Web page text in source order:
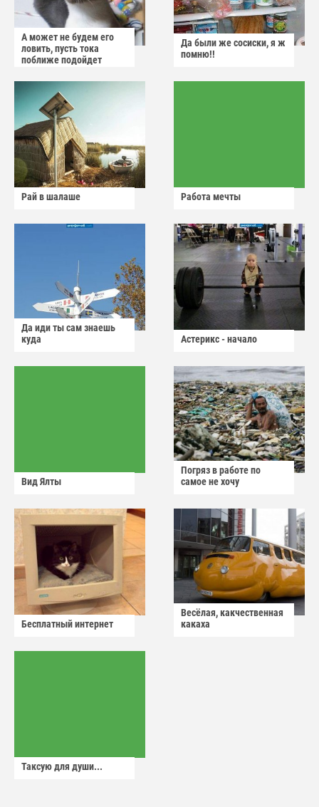
А может не будем его
ловить, пусть тока
поближе подойдет
Да были же сосиски, я ж
помню!!
Рай в шалаше Работа мечты
Да иди ты сам знаешь
куда
Астерикс - начало
Вид Ялты
Погряз в работе по
самое не хочу
Бесплатный интернет
Весёлая, какчественная
какаха
Таксую для души...